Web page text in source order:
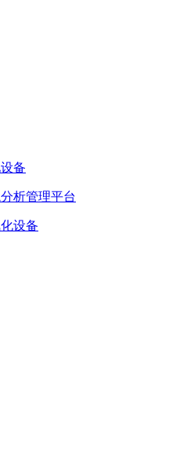
备
析管理平台
设备